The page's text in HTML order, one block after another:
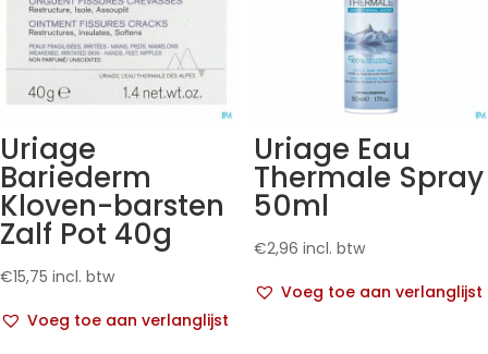
Uriage
Bariederm
Kloven-barsten
Zalf Pot 40g
€15,75 incl. btw
Voeg toe aan verlanglijst
Uriage Eau
Thermale Spray
50ml
€2,96 incl. btw
Voeg toe aan verlanglijst